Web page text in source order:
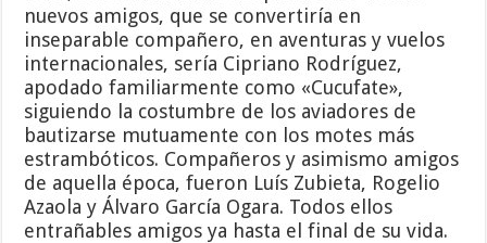
nuevos amigos, que se convertiría en
inseparable compañero, en aventuras y vuelos
internacionales, sería Cipriano Rodríguez,
apodado familiarmente como «Cucufate»,
siguiendo la costumbre de los aviadores de
bautizarse mutuamente con los motes más
estrambóticos. Compañeros y asimismo amigos
de aquella época, fueron Luís Zubieta, Rogelio
Azaola y Álvaro García Ogara. Todos ellos
entrañables amigos ya hasta el final de su vida.